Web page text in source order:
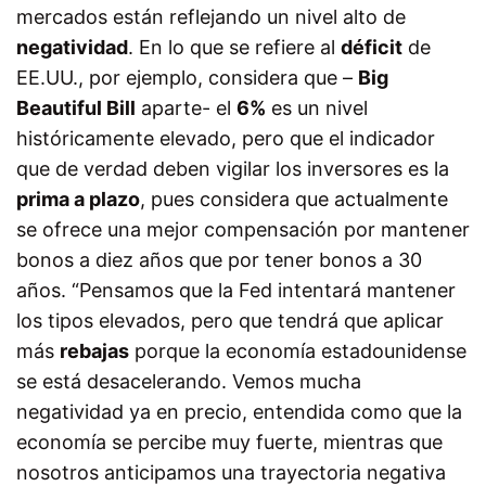
mercados están reflejando un nivel alto de
negatividad. En lo que se refiere al déficit de
EE.UU., por ejemplo, considera que – Big
Beautiful Bill aparte- el 6% es un nivel
históricamente elevado, pero que el indicador
que de verdad deben vigilar los inversores es la
prima a plazo, pues considera que actualmente
se ofrece una mejor compensación por mantener
bonos a diez años que por tener bonos a 30
años. “Pensamos que la Fed intentará mantener
los tipos elevados, pero que tendrá que aplicar
más rebajas porque la economía estadounidense
se está desacelerando. Vemos mucha
negatividad ya en precio, entendida como que la
economía se percibe muy fuerte, mientras que
nosotros anticipamos una trayectoria negativa